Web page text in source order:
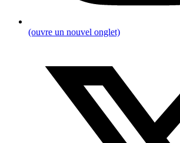
(ouvre un nouvel onglet)